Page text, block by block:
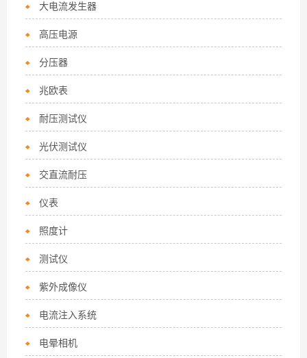
大电流发生器
高压电源
分压器
兆欧表
耐压测试仪
光伏测试仪
交直流耐压
仪表
照度计
测试仪
紫外成像仪
电流注入系统
电晕相机